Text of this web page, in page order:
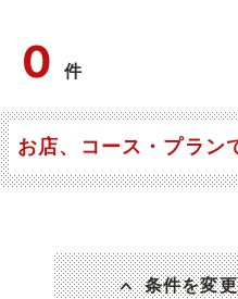
0件
お店、コース・プラン
条件を変